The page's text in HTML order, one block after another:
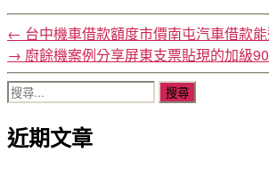
← 台中機車借款額度市價南屯汽車借款
→ 廚餘機案例分享屏東支票貼現的加級
搜
關
鍵
近期文章